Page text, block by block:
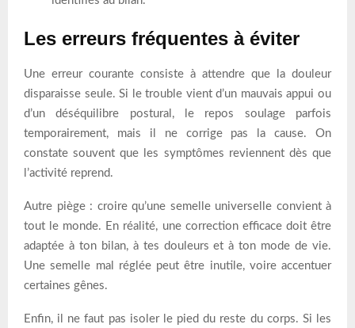
Les erreurs fréquentes à éviter
Une erreur courante consiste à attendre que la douleur
disparaisse seule. Si le trouble vient d’un mauvais appui ou
d’un déséquilibre postural, le repos soulage parfois
temporairement, mais il ne corrige pas la cause. On
constate souvent que les symptômes reviennent dès que
l’activité reprend.
Autre piège : croire qu’une semelle universelle convient à
tout le monde. En réalité, une correction efficace doit être
adaptée à ton bilan, à tes douleurs et à ton mode de vie.
Une semelle mal réglée peut être inutile, voire accentuer
certaines gênes.
Enfin, il ne faut pas isoler le pied du reste du corps. Si les